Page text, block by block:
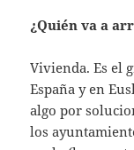
¿Quién va a
Vivienda. Es el
España y en
algo por
los